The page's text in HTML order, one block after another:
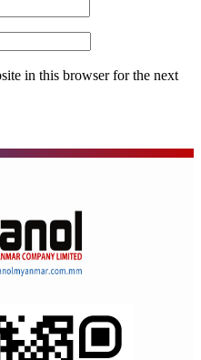
in this browser for the next